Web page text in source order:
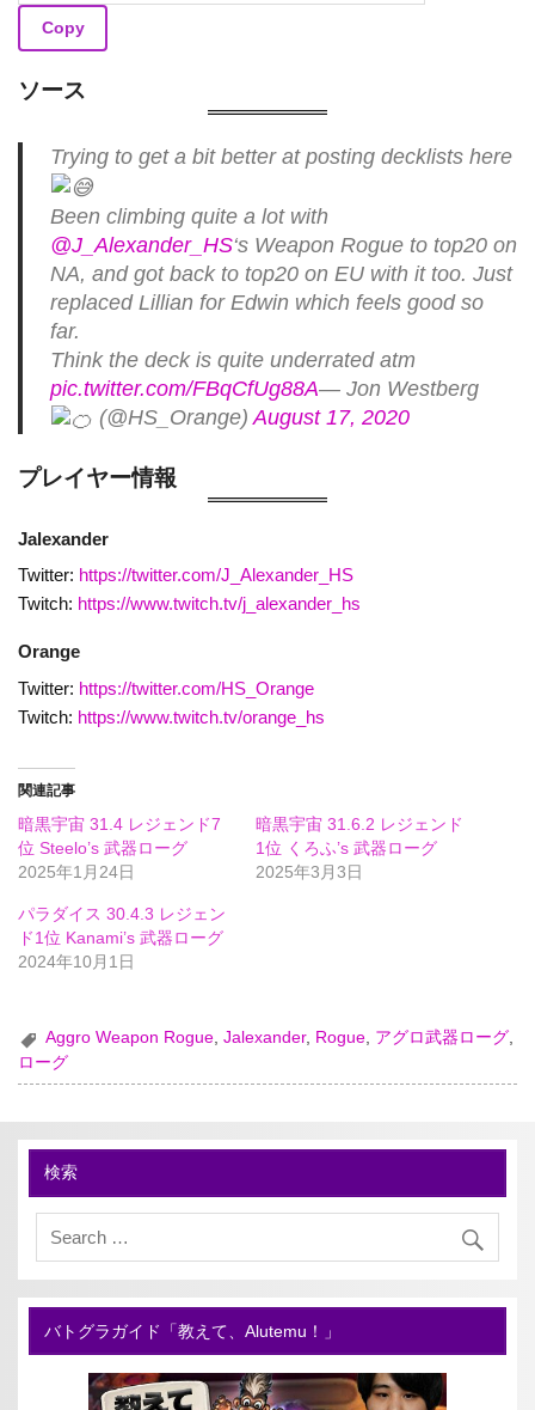
Copy
ソース
Trying to get a bit better at posting decklists here
Been climbing quite a lot with
@J_Alexander_HS‘s Weapon Rogue to top20 on
NA, and got back to top20 on EU with it too. Just
replaced Lillian for Edwin which feels good so
far.
Think the deck is quite underrated atm
pic.twitter.com/FBqCfUg88A— Jon Westberg
(@HS_Orange)August 17, 2020
プレイヤー情報
Jalexander
Twitter: https://twitter.com/J_Alexander_HS
Twitch: https://www.twitch.tv/j_alexander_hs
Orange
Twitter: https://twitter.com/HS_Orange
Twitch: https://www.twitch.tv/orange_hs
関連記事
暗黒宇宙 31.4 レジェンド7
位 Steelo’s 武器ローグ
2025年1月24日
暗黒宇宙 31.6.2 レジェンド
1位 くろふ’s 武器ローグ
2025年3月3日
パラダイス 30.4.3 レジェン
ド1位 Kanami’s 武器ローグ
2024年10月1日
Aggro Weapon Rogue,Jalexander, Rogue, アグロ武器ローグ,
ローグ
検索
バトグラガイド「教えて、Alutemu！」